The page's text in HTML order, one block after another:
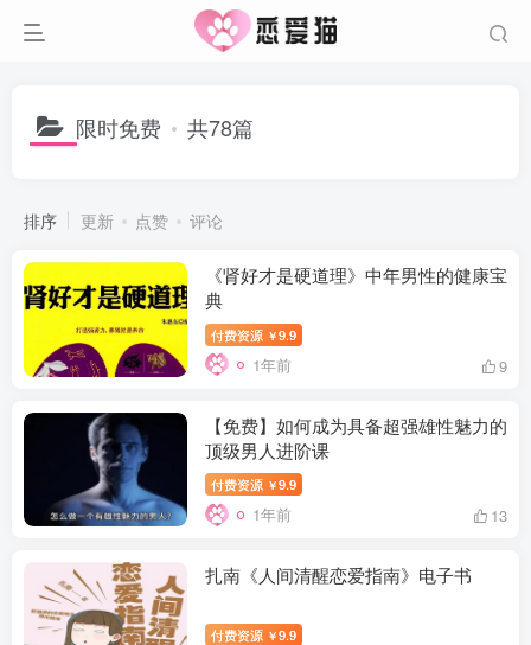
限时免费 共78篇
排序 更新 点赞 评论
《肾好才是硬道理》中年男性的健康宝
典
付费资源 ￥9.9
1年前 9
【免费】如何成为具备超强雄性魅力的
顶级男人进阶课
付费资源 ￥9.9
1年前 13
扎南《人间清醒恋爱指南》电子书
付费资源 ￥9.9